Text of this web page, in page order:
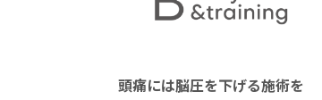
頭痛には脳圧を下げる施術を